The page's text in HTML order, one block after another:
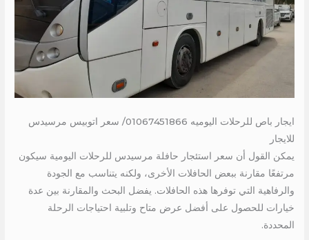
ايجار باص للرحلات اليوميه 01067451866/ سعر اتوبيس مرسيدس
للايجار
يمكن القول أن سعر استئجار حافلة مرسيدس للرحلات اليومية سيكون
مرتفعًا مقارنة ببعض الحافلات الأخرى، ولكنه يتناسب مع الجودة
والرفاهية التي توفرها هذه الحافلات. يفضل البحث والمقارنة بين عدة
خيارات للحصول على أفضل عرض متاح وتلبية احتياجات الرحلة
المحددة.